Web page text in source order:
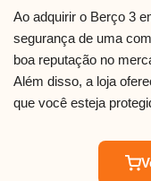
Ao adquirir o Berço 3
segurança de uma
boa reputação no
Além disso, a loja
que você esteja